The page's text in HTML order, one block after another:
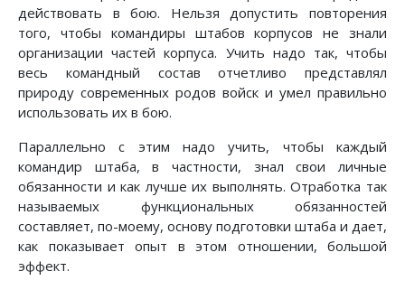
действовать в бою. Нельзя допустить повторения
того, чтобы командиры штабов корпусов не знали
организации частей корпуса. Учить надо так, чтобы
весь командный состав отчетливо представлял
природу современных родов войск и умел правильно
использовать их в бою.
Параллельно с этим надо учить, чтобы каждый
командир штаба, в частности, знал свои личные
обязанности и как лучше их выполнять. Отработка так
называемых функциональных обязанностей
составляет, по-моему, основу под­готовки штаба и дает,
как показывает опыт в этом отношении, большой
эффект.